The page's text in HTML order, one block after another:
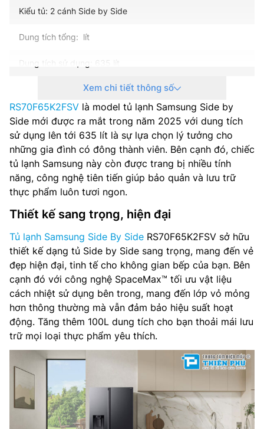
Kiểu tủ: 2 cánh Side by Side
Dung tích tổng: lít
Dung tích sử dụng: 635 lít
Dung tích năng đá: 218 lít
Dung tích năng mát: 417 lít
Công nghệ inverter: Digital Inverter
Công suất tiêu thụ công bố theo TCVN: 625 Kwh//year
Lấy nước và đá bên ngoài: Có
Làm đá tự động: Không
Ngăn đông mềm: Không
Chất liệu cửa tủ: Mặt thép
Công nghệ làm lạnh: Làm lạnh vòm đa chiều All-Around
Cooling
Điều khiển: Cảm ứng bên trong tủ, Ứng dụng SmartThings
Công nghệ khử mùi: –
Nguồn điện: 220-240V, 50-60Hz
Kích thước tủ(RxCxS): 912 x 1786 x 716 mm
Xem chi tiết thông số
RS70F65K2FSV là model tủ lạnh Samsung Side by
Side mới được ra mắt trong năm 2025 với dung tích
sử dụng lên tới 635 lít là sự lựa chọn lý tưởng cho
những gia đình có đông thành viên. Bên cạnh đó, chiếc
tủ lạnh Samsung này còn được trang bị nhiều tính
năng, công nghệ tiên tiến giúp bảo quản và lưu trữ
thực phẩm luôn tươi ngon.
Thiết kế sang trọng, hiện đại
Tủ lạnh Samsung Side By Side RS70F65K2FSV sở hữu
thiết kế dạng tủ Side by Side sang trọng, mang đến vẻ
đẹp hiện đại, tinh tế cho không gian bếp của bạn. Bên
cạnh đó với công nghệ SpaceMax™ tối ưu vật liệu
cách nhiệt sử dụng bên trong, mang đến lớp vỏ mỏng
hơn thông thường mà vẫn đảm bảo hiệu suất hoạt
động. Tăng thêm 100L dung tích cho bạn thoải mái lưu
trữ mọi loại thực phẩm yêu thích.